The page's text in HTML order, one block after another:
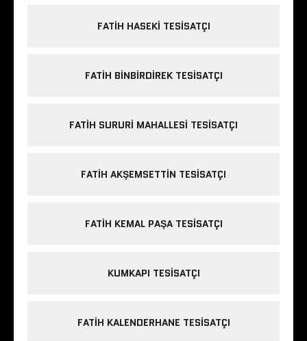
FATIH HASEKI TESISATÇI
FATIH BINBIRDIREK TESISATÇI
FATIH SURURI MAHALLESI TESISATÇI
FATIH AKŞEMSETTIN TESISATÇI
FATIH KEMAL PAŞA TESISATÇI
KUMKAPI TESISATÇI
FATIH KALENDERHANE TESISATÇI